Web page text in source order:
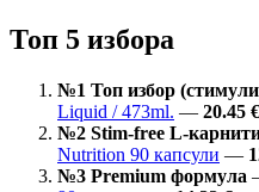
Топ 5 избора
№1 Топ избор
Liquid / 473ml. — 20.45 €
№2 Stim-free L-
Nutrition 90 капсули —
№3 Premium формула